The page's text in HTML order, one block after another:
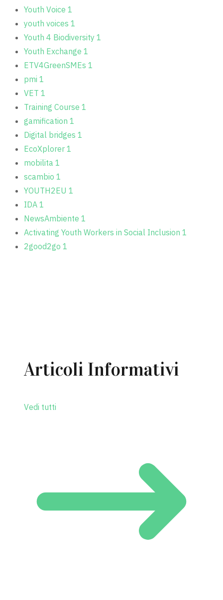
Youth Voice 1
youth voices 1
Youth 4 Biodiversity 1
Youth Exchange 1
ETV4GreenSMEs 1
pmi 1
VET 1
Training Course 1
gamification 1
Digital bridges 1
EcoXplorer 1
mobilita 1
scambio 1
YOUTH2EU 1
IDA 1
NewsAmbiente 1
Activating Youth Workers in Social Inclusion 1
2good2go 1
Articoli Informativi
Vedi tutti